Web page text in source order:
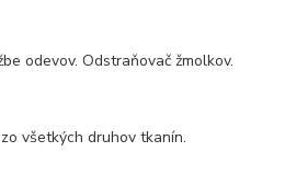
odevov. Odstraňovač žmolkov.
všetkých druhov tkanín.